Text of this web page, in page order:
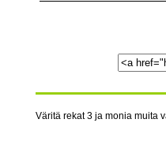
Väritä rekat 3 ja monia muita